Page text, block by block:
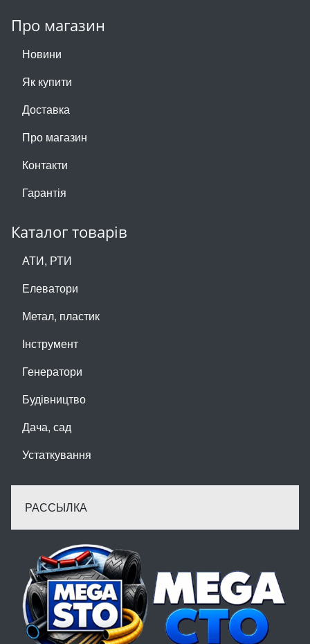
Про магазин
Новини
Як купити
Доставка
Про магазин
Контакти
Гарантія
Каталог товарів
АТИ, РТИ
Елеватори
Метал, пластик
Інструмент
Генератори
Будівництво
Дача, сад
Устаткування
РАССЫЛКА